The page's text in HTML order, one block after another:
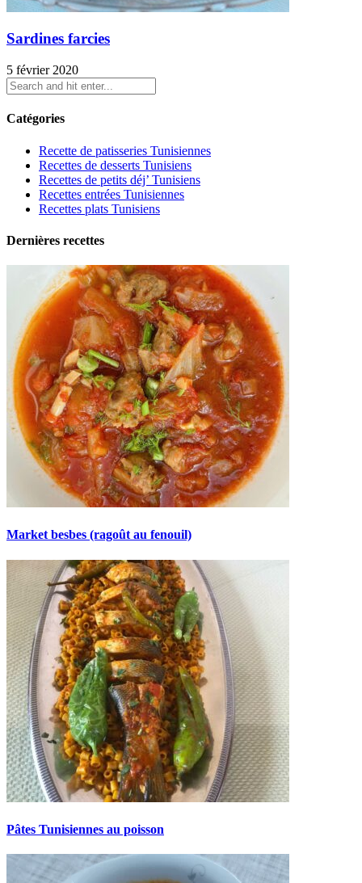
Sardines farcies
5 février 2020
Catégories
Recette de patisseries Tunisiennes
Recettes de desserts Tunisiens
Recettes de petits déj’ Tunisiens
Recettes entrées Tunisiennes
Recettes plats Tunisiens
Dernières recettes
Market besbes (ragoût au fenouil)
Pâtes Tunisiennes au poisson